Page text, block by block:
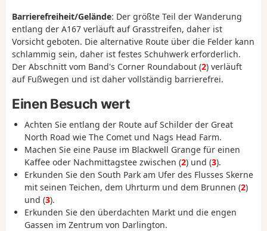
Barrierefreiheit/Gelände: Der größte Teil der Wanderung
entlang der A167 verläuft auf Grasstreifen, daher ist
Vorsicht geboten. Die alternative Route über die Felder kann
schlammig sein, daher ist festes Schuhwerk erforderlich.
Der Abschnitt vom Band's Corner Roundabout (2) verläuft
auf Fußwegen und ist daher vollständig barrierefrei.
Einen Besuch wert
Achten Sie entlang der Route auf Schilder der Great
North Road wie The Comet und Nags Head Farm.
Machen Sie eine Pause im Blackwell Grange für einen
Kaffee oder Nachmittagstee zwischen (2) und (3).
Erkunden Sie den South Park am Ufer des Flusses Skerne
mit seinen Teichen, dem Uhrturm und dem Brunnen (2)
und (3).
Erkunden Sie den überdachten Markt und die engen
Gassen im Zentrum von Darlington.